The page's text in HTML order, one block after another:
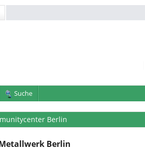
Suche
Berlin
Berlin